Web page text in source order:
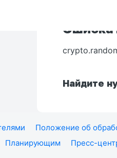
Ошибка
Найдите
Положение об
Планирующим Пресс-